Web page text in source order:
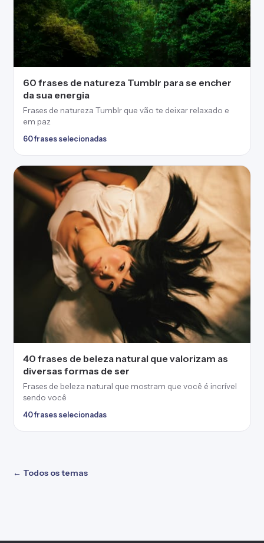
60 frases de natureza Tumblr para se encher
da sua energia
Frases de natureza Tumblr que vão te deixar relaxado e
em paz
60 frases selecionadas
40 frases de beleza natural que valorizam as
diversas formas de ser
Frases de beleza natural que mostram que você é incrível
sendo você
40 frases selecionadas
← Todos os temas